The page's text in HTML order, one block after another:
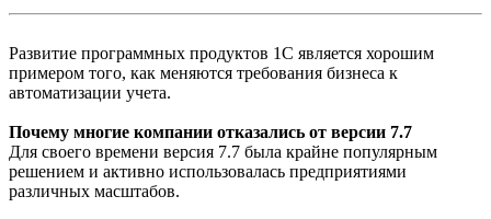
Развитие программных продуктов 1С является хорошим
примером того, как меняются требования бизнеса к
автоматизации учета.
Почему многие компании отказались от версии 7.7
Для своего времени версия 7.7 была крайне популярным
решением и активно использовалась предприятиями
различных масштабов.